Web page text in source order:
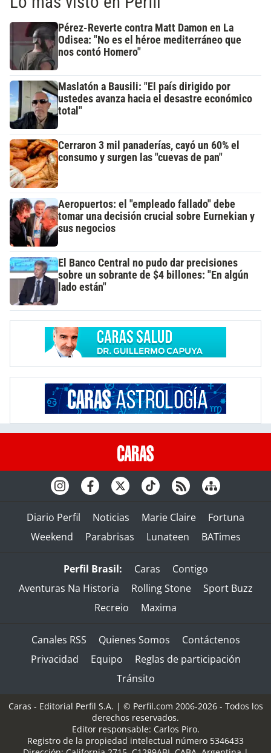
Pérez-Reverte contra Matt Damon en La
Odisea: "No es el héroe mediterráneo que
nos contó Homero"
Maslatón a Bausili: "El país dirigido por
ustedes avanza hacia el desastre económico
total"
Cerraron 3 mil panaderías, cayó un 60% el
consumo y surgen las "cuevas de pan"
Aeropuertos: el "empleado fallado" debe
tomar una decisión crucial sobre Eurnekian y
sus negocios
El Banco Central no pudo dar precisiones
sobre un sobrante de $4 billones: "En algún
lado están"
Diario Perfil Noticias Marie Claire
Fortuna
Weekend
Parabrisas Lunateen BATimes
Perfil Brasil: Caras
Contigo
Aventuras Na Historia
Rolling Stone
Sport Buzz
Recreio
Maxima
Canales RSS Quienes Somos
Contáctenos
Privacidad
Equipo
Reglas de participación
Tránsito
Caras - Editorial Perfil S.A. | © Perfil.com 2006-2026 - Todos los
derechos reservados.
Editor responsable: Carlos Piro.
Registro de la propiedad intelectual número 5346433